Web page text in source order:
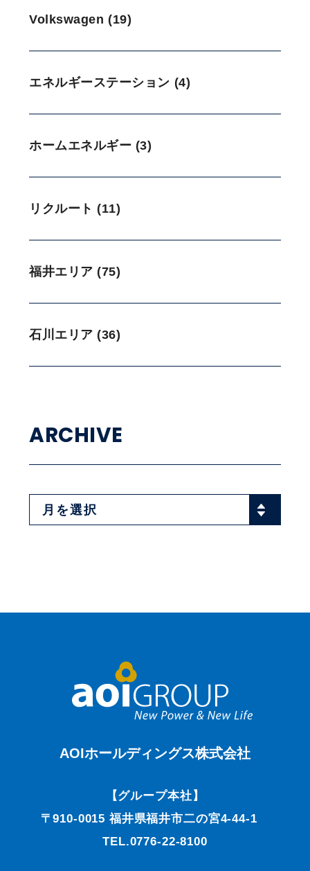
Volkswagen (19)
エネルギーステーション (4)
ホームエネルギー (3)
リクルート (11)
福井エリア (75)
石川エリア (36)
ARCHIVE
AOIホールディングス株式会社
【グループ本社】
〒910-0015 福井県福井市二の宮4-44-1
TEL.0776-22-8100